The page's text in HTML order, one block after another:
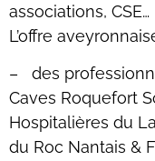
associations, CSE…
L’offre
– des
Caves Roquefort
Hospitalières du
du Roc Nantais &